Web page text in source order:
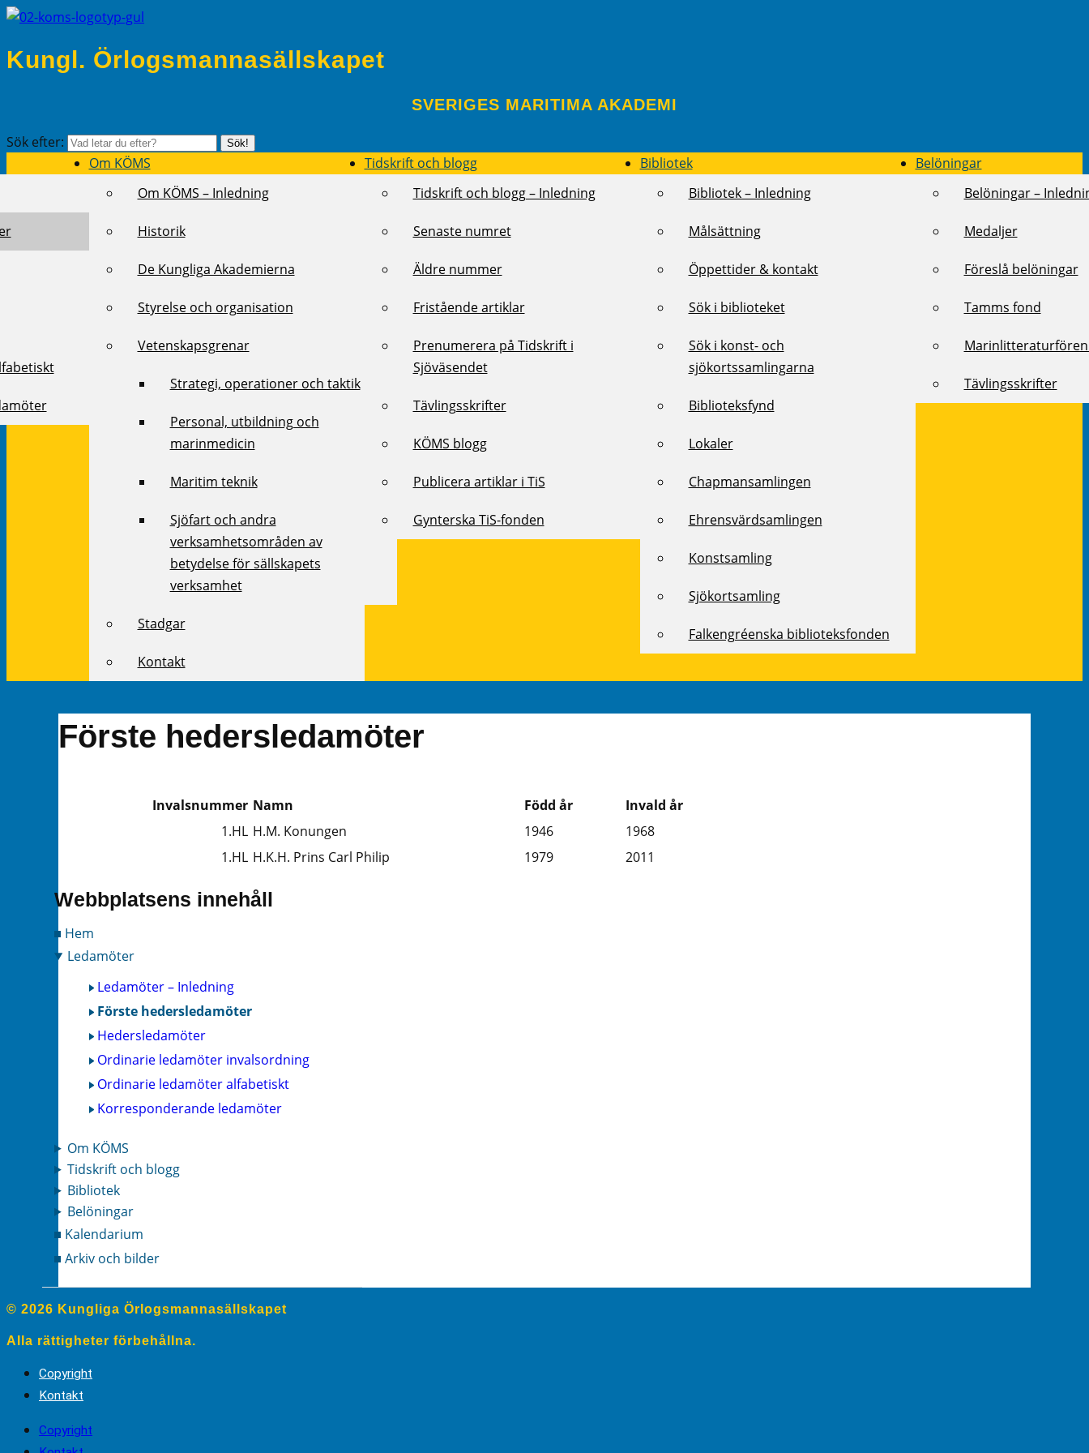
Kungl. Örlogsmannasällskapet
SVERIGES MARITIMA AKADEMI
Sök efter: Sök!
Om KÖMS
Om KÖMS – Inledning
Historik
De Kungliga Akademierna
Styrelse och organisation
Vetenskapsgrenar
Strategi, operationer och taktik
Personal, utbildning och
marinmedicin
Maritim teknik
Sjöfart och andra
verksamhetsområden av
betydelse för sällskapets
verksamhet
Stadgar
Kontakt
Tidskrift och blogg
Tidskrift och blogg – Inledning
Senaste numret
Äldre nummer
Fristående artiklar
Prenumerera på Tidskrift i
Sjöväsendet
Tävlingsskrifter
KÖMS blogg
Publicera artiklar i TiS
Gynterska TiS-fonden
Bibliotek
Bibliotek – Inledning
Målsättning
Öppettider & kontakt
Sök i biblioteket
Sök i konst- och
sjökortssamlingarna
Biblioteksfynd
Lokaler
Chapmansamlingen
Ehrensvärdsamlingen
Konstsamling
Sjökortsamling
Falkengréenska biblioteksfonden
Belöningar
Belöningar –
Medaljer
Föreslå belöningar
Tamms fond
Tävlingsskrifter
Förste hedersledamöter
Invalsnummer Namn Född år
Invald år
1.HL H.M. Konungen 1946
1968
1.HL H.K.H. Prins Carl Philip 1979 2011
Webbplatsens innehåll
Hem
Ledamöter
Ledamöter – Inledning
Förste hedersledamöter
Hedersledamöter
Ordinarie ledamöter invalsordning
Ordinarie ledamöter alfabetiskt
Korresponderande ledamöter
Om KÖMS
Tidskrift och blogg
Bibliotek
Belöningar
Kalendarium
Arkiv och bilder
© 2026 Kungliga Örlogsmannasällskapet
Alla rättigheter förbehållna.
Copyright
Kontakt
Copyright